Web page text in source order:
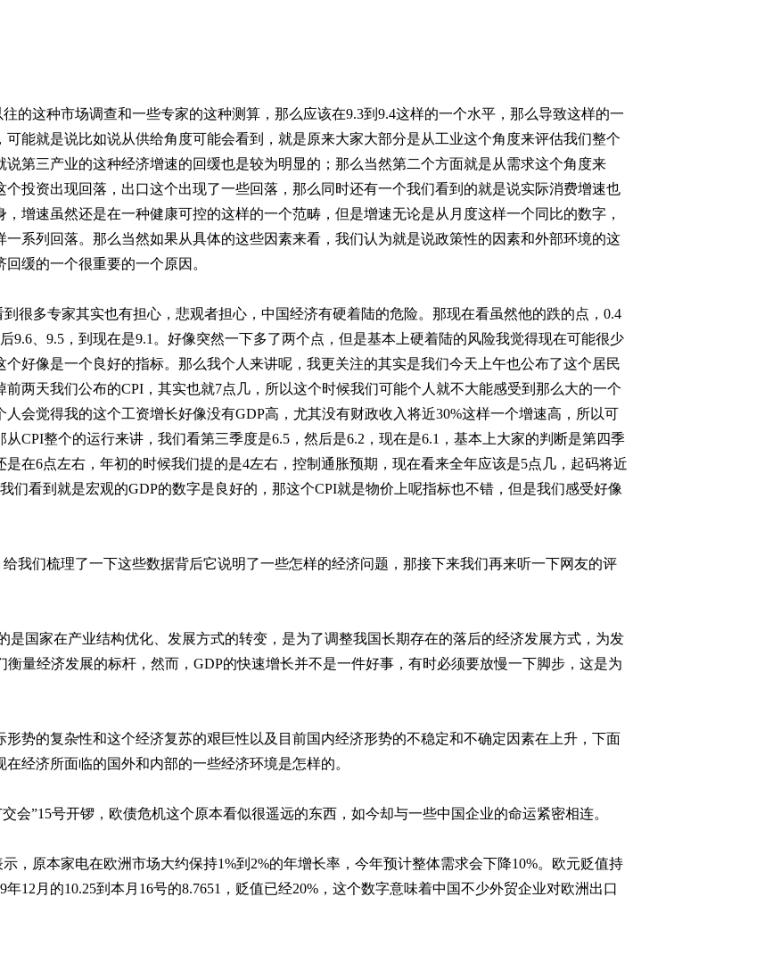
意”还是“失意”？
(20110906)
2011-09-06 23:01:35
[今日观察]牙膏会致癌
吗？(20110905)
价会跌吗？（20110901）
2011-09-01 22:55:25
[今日观察]大救援 以生命
的名义（20110831）
2011-08-31 22:48:29
[今日观察]日本新首相“黑
2011-08-30 22:55:45
2011-08-23 23:01:02
度行动比回应更重要
(20110818)
2011-08-18 22:50:33
[今日观察]谷歌收购摩托
的这种市场调查和一些专家的这种测算，那么应该在9.3到 9.4这样的一个水平，那么导致这样的一
能就是说比如说从供给角度可能会看到，就是原来大家大部分是从工业这个角度来评估我们整个
第三产业的这种经济增速的回缓也是较为明显的；那么当然第二个方面就是从需求这个角度来
投资出现回落，出口这个出现了一些回落，那么同时还有一个我们看到的就是说实际消费增速也
增速虽然还是在一种健康可控的这样的一个范畴，但是增速无论是从月度这样一个同比的数字，
系列回落。那么当然如果从具体的这些因素来看，我们认为就是说政策性的因素和外部环境的这
缓的一个很重要的一个原因。
很多专家其实也有担心，悲观者担心，中国经济有硬着陆的危险。那现在看虽然他的跌的点， 0.4
9.6 9.5 ，到现在是9.1 。好像突然一下多了两个点，但是基本上硬着陆的风险我觉得现在可能很少
好像是一个良好的指标。那么我个人来讲呢，我更关注的其实是我们今天上午也公布了这个居民
前两天我们公布的CPI ，其实也就7点几，所以这个时候我们可能个人就不大能感受到那么大的一个
会觉得我的这个工资增长好像没有GDP高，尤其没有财政收入将近30%这样一个增速高，所以可
从CPI整个的运行来讲，我们看第三季度是6.5 ，然后是6.2 ，现在是6.1 ，基本上大家的判断是第四季
是在6点左右，年初的时候我们提的是4左右，控制通胀预期，现在看来全年应该是5点几，起码将近
们看到就是宏观的GDP的数字是良好的，那这个CPI就是物价上呢指标也不错，但是我们感受好像
我们梳理了一下这些数据背后它说明了一些怎样的经济问题，那接下来我们再来听一下网友的评
是国家在产业结构优化、发展方式的转变，是为了调整我国长期存在的落后的经济发展方式，为发
衡量经济发展的标杆，然而， GDP的快速增长并不是一件好事，有时必须要放慢一下脚步，这是为
形势的复杂性和这个经济复苏的艰巨性以及目前国内经济形势的不稳定和不确定因素在上升，下面
经济所面临的国外和内部的一些经济环境是怎样的。
交会”15号开锣，欧债危机这个原本看似很遥远的东西，如今却与一些中国企业的命运紧密相连。
，原本家电在欧洲市场大约保持1%到 2%的年增长率，今年预计整体需求会下降10%。欧元贬值持
年12 月的10.25到本月 16号的8.7651 ，贬值已经20% ，这个数字意味着中国不少外贸企业对欧洲出口